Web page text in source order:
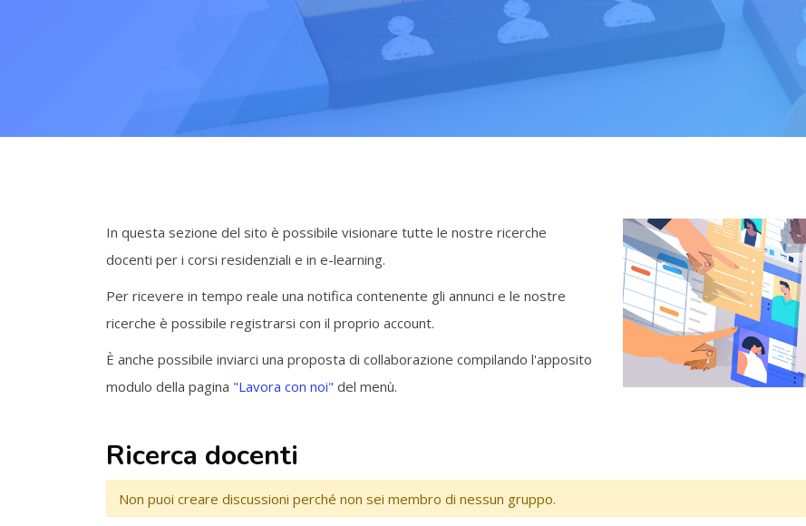
Salta [Cocoon] About (Text with Image)
In questa sezione del sito è possibile visionare tutte le nostre ricerche
docenti per i corsi residenziali e in e-learning.
Per ricevere in tempo reale una notifica contenente gli annunci e le nostre
ricerche è possibile registrarsi con il proprio account.
È anche possibile inviarci una proposta di collaborazione compilando l'apposito
modulo della pagina "Lavora con noi" del menù.
Ricerca docenti
Non puoi creare discussioni perché non sei membro di nessun gruppo.